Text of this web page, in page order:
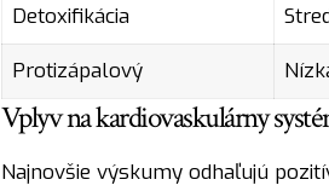
Detoxifikácia
Protizápalový
Vplyv na kardiovaskulárny
Najnovšie výskumy odhaľujú